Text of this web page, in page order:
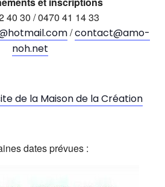
40 30 / 0470 41 14 33
/contact@amo-
noh.net
de la Maison de la Création
dates prévues :